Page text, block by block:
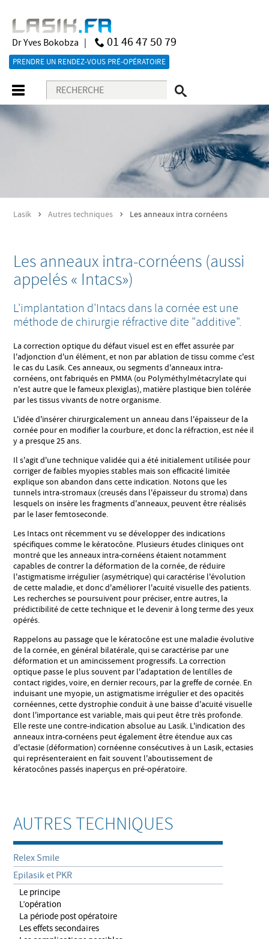
Dr Yves Bokobza | 01 46 47 50 79
PRENDRE UN RENDEZ-VOUS PRÉ-OPÉRATOIRE
Lasik >Autres techniques > Les anneaux intra cornéens
Les anneaux intra-cornéens (aussi
appelés « Intacs»)
L'implantation d'Intacs dans la cornée est une
méthode de chirurgie réfractive dite "additive".
La correction optique du défaut visuel est en effet assurée par
l'adjonction d'un élément, et non par ablation de tissu comme c'est
le cas du Lasik. Ces anneaux, ou segments d'anneaux intra-
cornéens, ont fabriqués en PMMA (ou Polyméthylmétacrylate qui
n'est autre que le fameux plexiglas), matière plastique bien tolérée
par les tissus vivants de notre organisme.
L'idée d'insérer chirurgicalement un anneau dans l'épaisseur de la
cornée pour en modifier la courbure, et donc la réfraction, est née il
y a presque 25 ans.
Il s'agit d'une technique validée qui a été initialement utilisée pour
corriger de faibles myopies stables mais son efficacité limitée
explique son abandon dans cette indication. Notons que les
tunnels intra-stromaux (creusés dans l'épaisseur du stroma) dans
lesquels on insère les fragments d'anneaux, peuvent être réalisés
par le laser femtoseconde.
Les Intacs ont récemment vu se développer des indications
spécifiques comme le kératocône. Plusieurs études cliniques ont
montré que les anneaux intra-cornéens étaient notamment
capables de contrer la déformation de la cornée, de réduire
l'astigmatisme irrégulier (asymétrique) qui caractérise l'évolution
de cette maladie, et donc d'améliorer l'acuité visuelle des patients.
Les recherches se poursuivent pour préciser, entre autres, la
prédictibilité de cette technique et le devenir à long terme des yeux
opérés.
Rappelons au passage que le kératocône est une maladie évolutive
de la cornée, en général bilatérale, qui se caractérise par une
déformation et un amincissement progressifs. La correction
optique passe le plus souvent par l'adaptation de lentilles de
contact rigides, voire, en dernier recours, par la greffe de cornée. En
induisant une myopie, un astigmatisme irrégulier et des opacités
cornéennes, cette dystrophie conduit à une baisse d'acuité visuelle
dont l'importance est variable, mais qui peut être très profonde.
Elle reste une contre-indication absolue au Lasik. L'indication des
anneaux intra-cornéens peut également être étendue aux cas
d'ectasie (déformation) cornéenne consécutives à un Lasik, ectasies
qui représenteraient en fait souvent l'aboutissement de
kératocônes passés inaperçus en pré-opératoire.
AUTRES TECHNIQUES
Relex Smile
Epilasik et PKR
Le principe
L’opération
La période post opératoire
Les effets secondaires